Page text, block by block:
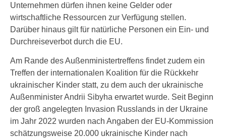
Unternehmen dürfen ihnen keine Gelder oder
wirtschaftliche Ressourcen zur Verfügung stellen.
Darüber hinaus gilt für natürliche Personen ein Ein- und
Durchreiseverbot durch die EU.
Am Rande des Außenministertreffens findet zudem ein
Treffen der internationalen Koalition für die Rückkehr
ukrainischer Kinder statt, zu dem auch der ukrainische
Außenminister Andrii Sibyha erwartet wurde. Seit Beginn
der groß angelegten Invasion Russlands in der Ukraine
im Jahr 2022 wurden nach Angaben der EU-Kommission
schätzungsweise 20.000 ukrainische Kinder nach